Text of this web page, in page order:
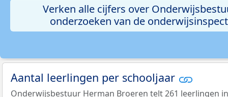
Verken alle cijfers over
onderzoeken van de
Aantal leerlingen per schooljaar
Onderwijsbestuur Herman Broeren telt 261 leerlingen